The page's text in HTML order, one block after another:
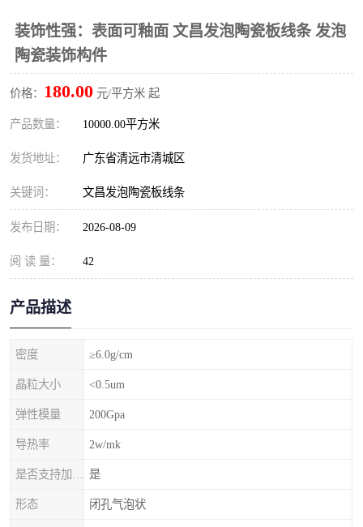
装饰性强：表面可釉面 文昌发泡陶瓷板线条 发泡
陶瓷装饰构件
价格： 180.00 元/平方米 起
产品数量： 10000.00平方米
发货地址： 广东省清远市清城区
关键词： 文昌发泡陶瓷板线条
发布日期： 2026-08-09
阅 读 量： 42
产品描述
密度 ≥6.0g/cm
晶粒大小 <0.5um
弹性模量 200Gpa
导热率 2w/mk
是
形态 闭孔气泡状